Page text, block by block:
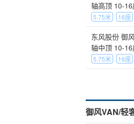
轴高顶 10-
5.75米 16座
东风股份 御
轴中顶 10-
5.75米 16座
御风VAN/轻